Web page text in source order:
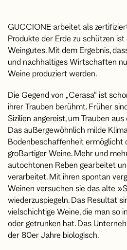
GUCCIONE arbeitet als
Produkte der Erde zu schützen
Weingutes. Mit dem Ergebnis,
und nachhaltiges Wirtschaften
Weine produziert werden.
Die Gegend von „Cerasa“ ist
ihrer Trauben berühmt. Früher
Sizilien angereist, um Trauben
Das außergewöhnlich milde
Bodenbeschaffenheit ermöglicht
großartiger Weine. Mehr und
autochtonen Reben gearbeitet
verarbeitet. Mit ihren spontan
Weinen versuchen sie das alte
wiederzuspiegeln. Das Resultat
vielschichtige Weine, die man so
oder getrunken hat. Das
der 80er Jahre biologisch.